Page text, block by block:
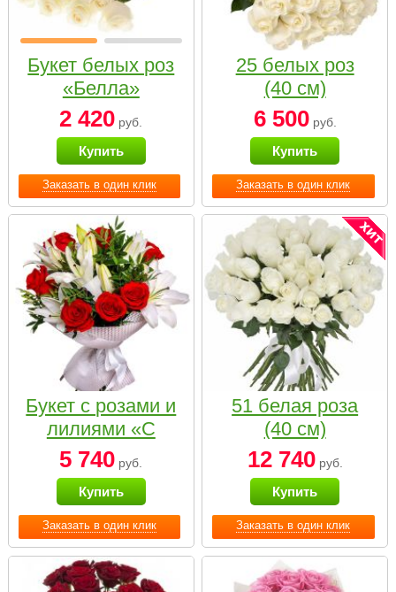
Заказать в один клик
Букет белых роз
«Белла»
2 420 руб.
Купить
Заказать в один клик
25 белых роз
(40 см)
6 500руб.
Купить
Заказать в один клик
Букет с розами и
лилиями «С
наилучшими
пожеланиями»
5 740 руб.
Купить
Заказать в один клик
51 белая роза
(40 см)
12 740руб.
Купить